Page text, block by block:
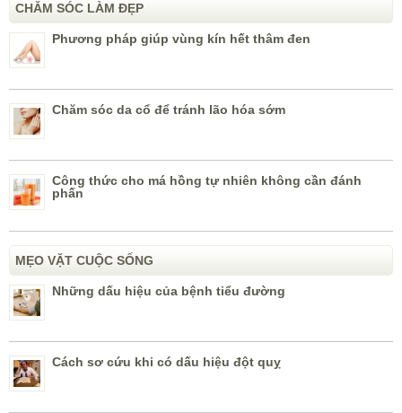
CHĂM SÓC LÀM ĐẸP
Phương pháp giúp vùng kín hết thâm đen
Chăm sóc da cổ để tránh lão hóa sớm
Công thức cho má hồng tự nhiên không cần đánh
phấn
MẸO VẶT CUỘC SỐNG
Những dấu hiệu của bệnh tiểu đường
Cách sơ cứu khi có dấu hiệu đột quỵ